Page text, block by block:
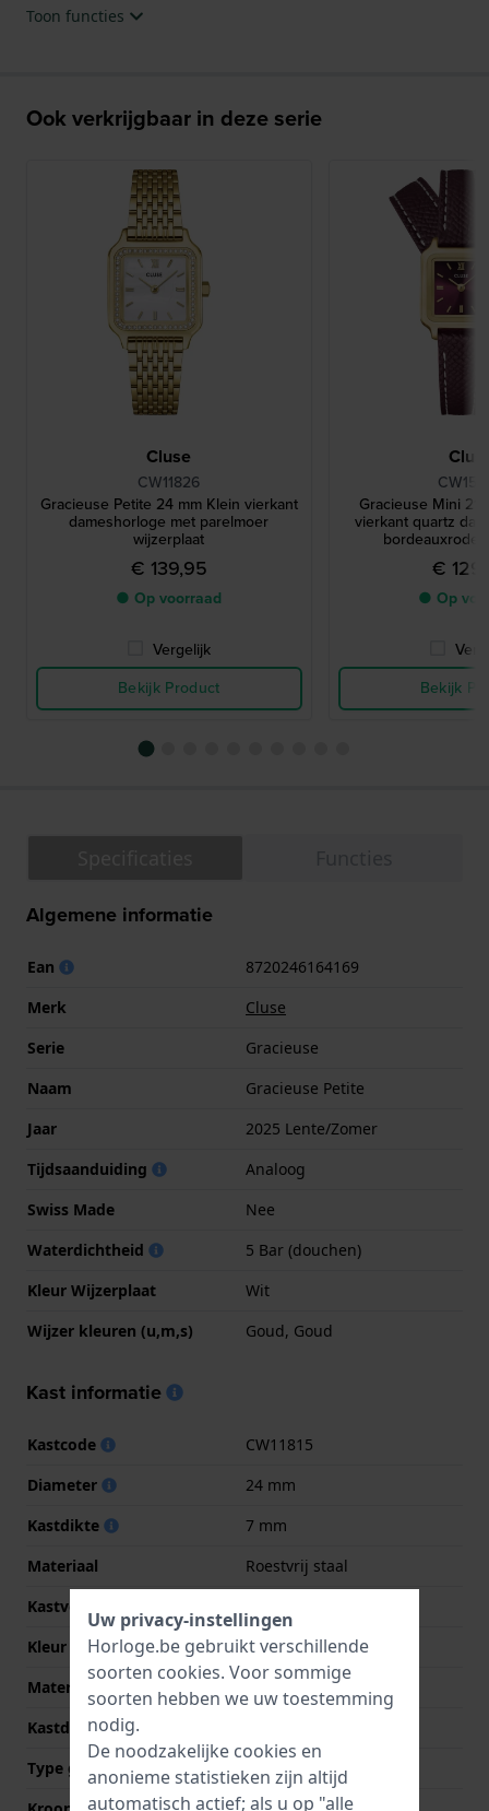
Toon functies
Ook verkrijgbaar in deze serie
Cluse
CW11826
Gracieuse Petite 24 mm Klein vierkant
dameshorloge met parelmoer
wijzerplaat
€ 139,95
● Op voorraad
Vergelijk
Bekijk Product
Gracieuse Mini 21
vierkant quartz
bordeauxrode
€
● Op
Bekijk
Algemene informatie
Ean
8720246164169
Merk
Cluse
Serie
Gracieuse
Naam
Gracieuse Petite
Jaar
2025 Lente/Zomer
Tijdsaanduiding
Analoog
Swiss Made
Nee
Waterdichtheid
5 Bar (douchen)
Kleur Wijzerplaat
Wit
Wijzer kleuren (u,m,s)
Goud, Goud
Kast informatie
Kastcode
CW11815
Diameter
24 mm
Kastdikte
7 mm
Materiaal
Roestvrij staal
Kastvorm
Kleur kast
Goud
Materiaal kastdeksel
Roestvrij staal
Kastdeksel
Type glas
Mineraal
Uw privacy-instellingen
Horloge.be gebruikt verschillende
soorten cookies. Voor sommige
soorten hebben we uw toestemming
nodig.
De noodzakelijke cookies en
anonieme statistieken zijn altijd
automatisch actief; als u op "alle